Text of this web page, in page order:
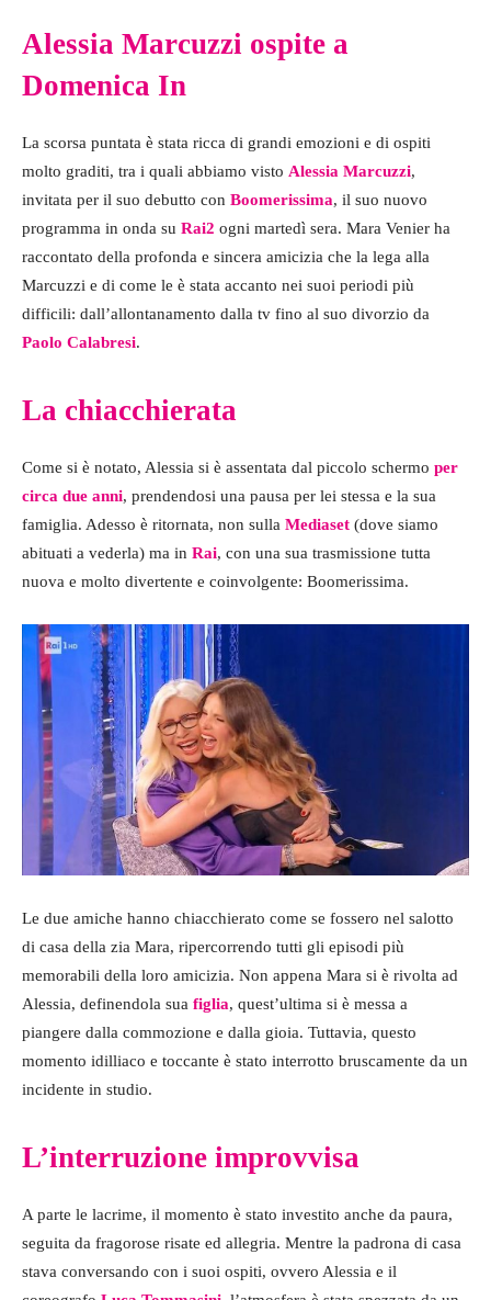
Alessia Marcuzzi ospite a
Domenica In
La scorsa puntata è stata ricca di grandi emozioni e di ospiti
molto graditi, tra i quali abbiamo visto Alessia Marcuzzi,
invitata per il suo debutto con Boomerissima, il suo nuovo
programma in onda su Rai2 ogni martedì sera. Mara Venier ha
raccontato della profonda e sincera amicizia che la lega alla
Marcuzzi e di come le è stata accanto nei suoi periodi più
difficili: dall’allontanamento dalla tv fino al suo divorzio da
Paolo Calabresi.
La chiacchierata
Come si è notato, Alessia si è assentata dal piccolo schermo per
circa due anni, prendendosi una pausa per lei stessa e la sua
famiglia. Adesso è ritornata, non sulla Mediaset (dove siamo
abituati a vederla) ma in Rai, con una sua trasmissione tutta
nuova e molto divertente e coinvolgente: Boomerissima.
Le due amiche hanno chiacchierato come se fossero nel salotto
di casa della zia Mara, ripercorrendo tutti gli episodi più
memorabili della loro amicizia. Non appena Mara si è rivolta ad
Alessia, definendola sua figlia, quest’ultima si è messa a
piangere dalla commozione e dalla gioia. Tuttavia, questo
momento idilliaco e toccante è stato interrotto bruscamente da un
incidente in studio.
L’interruzione improvvisa
A parte le lacrime, il momento è stato investito anche da paura,
seguita da fragorose risate ed allegria. Mentre la padrona di casa
stava conversando con i suoi ospiti, ovvero Alessia e il